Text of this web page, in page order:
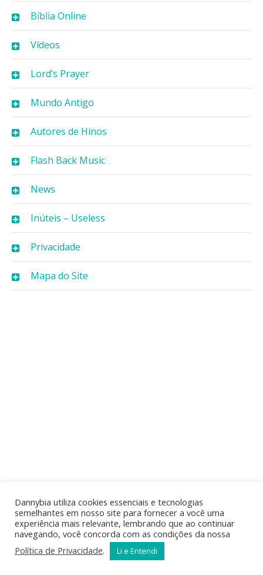
Bíblia Online
Vídeos
Lord’s Prayer
Mundo Antigo
Autores de Hinos
Flash Back Music
News
Inúteis – Useless
Privacidade
Mapa do Site
Dannybia utiliza cookies essenciais e tecnologias
semelhantes em nosso site para fornecer a você uma
experiência mais relevante, lembrando que ao continuar
navegando, você concorda com as condições da nossa
Política de Privacidade. Li e Entendi